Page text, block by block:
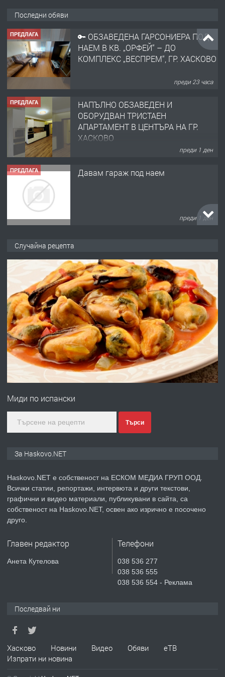
Последни обяви
ПРЕДЛАГА
НАПЪЛНО ОБЗАВЕДЕН И
ОБОРУДВАН ТРИСТАЕН
АПАРТАМЕНТ В ЦЕНТЪРА НА ГР.
преди 1 ден
ПРЕДЛАГА Давам гараж под наем
преди 1 ден
ПРЕДЛАГА
№4120 Магазин/Офис под наем в кв.
преди 2 дни
КУБА
преди 2 дни
ПРЕДЛАГА
Продавам парцел в гр. Хасково кв.
Хисаря до ток, вода,канализация,
асфалт 0889 537 426
преди 2 дни
ПРЕДЛАГА СГЛОБЯВАНЕ НА МЕБЕЛИ.
преди 3 дни
ПРЕДЛАГА
Къртене на бетон! Събаряне на
Апартамент за продажба
Случайна рецепта
Миди по испански
Търси
За Haskovo.NET
Haskovo.NET е собственост на ЕСКОМ МЕДИА ГРУП ООД.
Всички статии, репортажи, интервюта и други текстови,
графични и видео материали, публикувани в сайта, са
собственост на Haskovo.NET, освен ако изрично е посочено
друго.
Главен редактор
Анета Кутелова
Телефони
038 536 277
038 536 555
038 536 554 - Реклама
Последвай ни
Хасково Новини Видео Обяви
еТВ
Изпрати ни новина